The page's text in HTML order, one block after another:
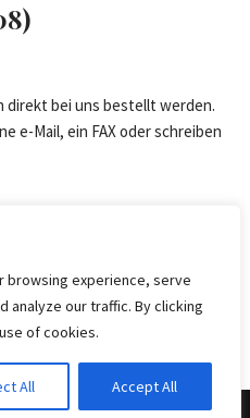
browsing experience, serve
analyze our traffic. By clicking
of cookies.
All Accept All
direkt bei uns bestellt werden.
e-Mail, ein FAX oder schreiben
vonWordPress